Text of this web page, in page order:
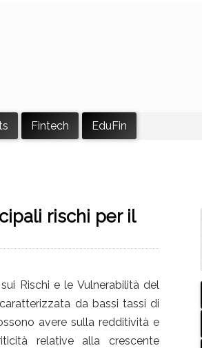
Fintech EduFin
rischi per il
Rischi e le Vulnerabilità del
da bassi tassi di
avere sulla redditività e
relative alla crescente